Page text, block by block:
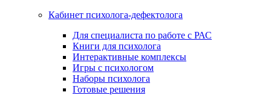
Кабинет психолога-дефектолога
Для специалиста по работе с РАС
Книги для психолога
Интерактивные комплексы
Игры с психологом
Наборы психолога
Готовые решения